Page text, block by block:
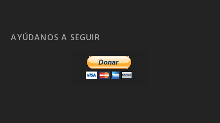
AYÚDANOS A SEGUIR